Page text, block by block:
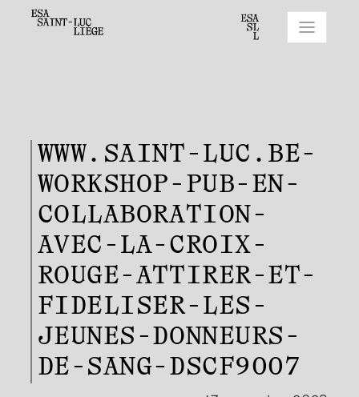
WWW.SAINT-LUC.BE-
WORKSHOP-PUB-EN-
COLLABORATION-
AVEC-LA-CROIX-
ROUGE-ATTIRER-ET-
FIDELISER-LES-
JEUNES-DONNEURS-
DE-SANG-DSCF9007